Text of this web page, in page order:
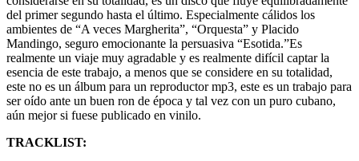
del primer segundo hasta el último. Especialmente cálidos los
ambientes de “A veces Margherita”, “Orquesta” y Placido
Mandingo, seguro emocionante la persuasiva “Esotida.”Es
realmente un viaje muy agradable y es realmente difícil captar la
esencia de este trabajo, a menos que se considere en su totalidad,
este no es un álbum para un reproductor mp3, este es un trabajo para
ser oído ante un buen ron de época y tal vez con un puro cubano,
aún mejor si fuese publicado en vinilo.
TRACKLIST: